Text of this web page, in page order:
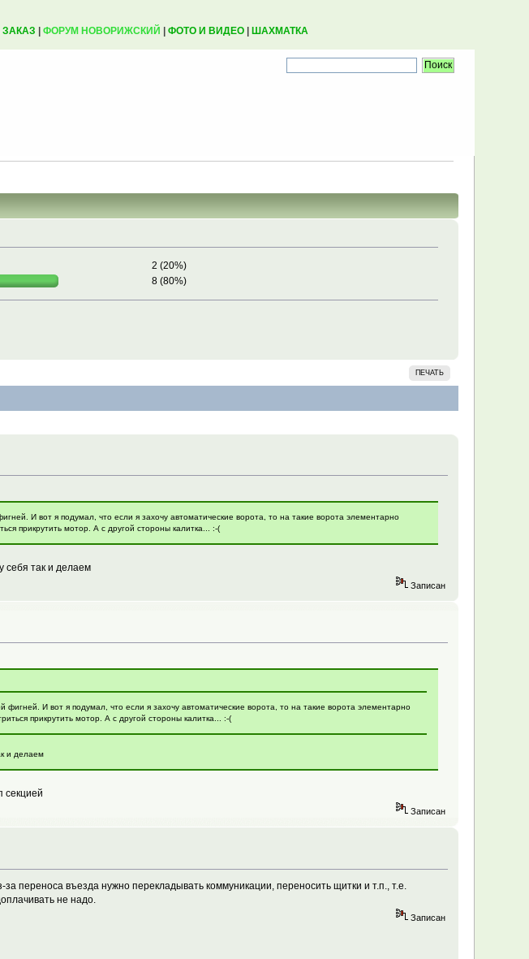
ФОРУМ НОВОРИЖСКИЙ ФОТО И ВИДЕО| ШАХМАТКА
2 (20%)
8 (80%)
ПЕЧАТЬ
И вот я подумал, что если я захочу автоматические ворота, то на такие ворота элементарно
прикрутить мотор. А с другой стороны калитка... :-(
себя так и делаем
Записан
И вот я подумал, что если я захочу автоматические ворота, то на такие ворота элементарно
прикрутить мотор. А с другой стороны калитка... :-(
и делаем
секцией
Записан
переноса въезда нужно перекладывать коммуникации, переносить щитки и т.п., т.е.
не надо.
Записан